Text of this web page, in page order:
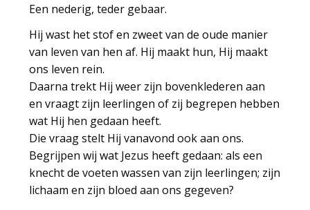
Een nederig, teder gebaar.
Hij wast het stof en zweet van de oude manier
van leven van hen af. Hij maakt hun, Hij maakt
ons leven rein.
Daarna trekt Hij weer zijn bovenklederen aan
en vraagt zijn leerlingen of zij begrepen hebben
wat Hij hen gedaan heeft.
Die vraag stelt Hij vanavond ook aan ons.
Begrijpen wij wat Jezus heeft gedaan: als een
knecht de voeten wassen van zijn leerlingen; zijn
lichaam en zijn bloed aan ons gegeven?